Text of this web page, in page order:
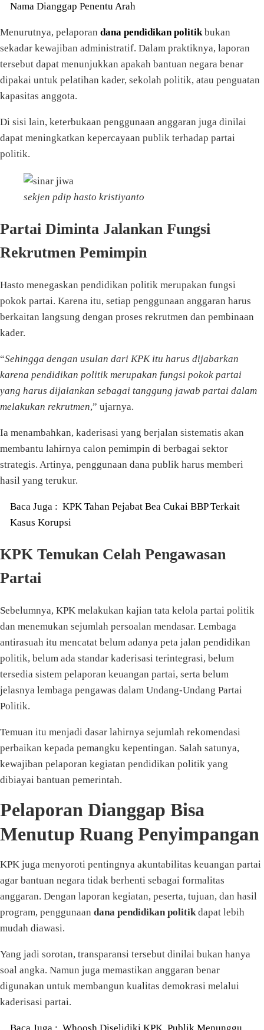
Nama Dianggap Penentu Arah
Menurutnya, pelaporan dana pendidikan politikbukan
sekadar kewajiban administratif. Dalam praktiknya, laporan
tersebut dapat menunjukkan apakah bantuan negara benar
dipakai untuk pelatihan kader, sekolah politik, atau penguatan
kapasitas anggota.
Di sisi lain, keterbukaan penggunaan anggaran juga dinilai
dapat meningkatkan kepercayaan publik terhadap partai
politik.
sekjen pdip hasto kristiyanto
Partai Diminta Jalankan Fungsi
Rekrutmen Pemimpin
Hasto menegaskan pendidikan politik merupakan fungsi
pokok partai. Karena itu, setiap penggunaan anggaran harus
berkaitan langsung dengan proses rekrutmen dan pembinaan
kader.
“Sehingga dengan usulan dari KPK itu harus dijabarkan
karena pendidikan politik merupakan fungsi pokok partai
yang harus dijalankan sebagai tanggung jawab partai dalam
melakukan rekrutmen,” ujarnya.
Ia menambahkan, kaderisasi yang berjalan sistematis akan
membantu lahirnya calon pemimpin di berbagai sektor
strategis. Artinya, penggunaan dana publik harus memberi
hasil yang terukur.
Baca Juga : KPK Tahan Pejabat Bea Cukai BBP Terkait
Kasus Korupsi
KPK Temukan Celah Pengawasan
Partai
Sebelumnya, KPK melakukan kajian tata kelola partai politik
dan menemukan sejumlah persoalan mendasar. Lembaga
antirasuah itu mencatat belum adanya peta jalan pendidikan
politik, belum ada standar kaderisasi terintegrasi, belum
tersedia sistem pelaporan keuangan partai, serta belum
jelasnya lembaga pengawas dalam Undang-Undang Partai
Politik.
Temuan itu menjadi dasar lahirnya sejumlah rekomendasi
perbaikan kepada pemangku kepentingan. Salah satunya,
kewajiban pelaporan kegiatan pendidikan politik yang
dibiayai bantuan pemerintah.
Pelaporan Dianggap Bisa
Menutup Ruang Penyimpangan
KPK juga menyoroti pentingnya akuntabilitas keuangan partai
agar bantuan negara tidak berhenti sebagai formalitas
anggaran. Dengan laporan kegiatan, peserta, tujuan, dan hasil
program, penggunaan dana pendidikan politikdapat lebih
mudah diawasi.
Yang jadi sorotan, transparansi tersebut dinilai bukan hanya
soal angka. Namun juga memastikan anggaran benar
digunakan untuk membangun kualitas demokrasi melalui
kaderisasi partai.